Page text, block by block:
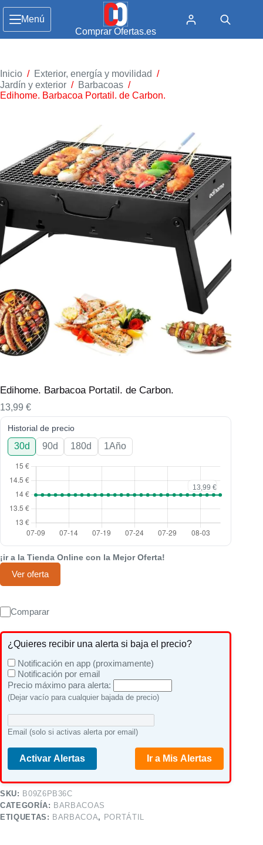
Menú
Comprar Ofertas.es
Inicio / Exterior, energía y movilidad /
Jardín y exterior / Barbacoas /
Edihome. Barbacoa Portatil. de Carbon.
Edihome. Barbacoa Portatil. de Carbon.
13,99 €
Historial de precio
30d 90d 180d 1Año
¡ir a la Tienda Online con la Mejor Oferta!
Ver oferta
Comparar
¿Quieres recibir una alerta si baja el precio?
Notificación en app (proximamente)
Notificación por email
Precio máximo para alerta:
(Dejar vacío para cualquier bajada de precio)
Email (solo si activas alerta por email)
Activar Alertas Ir a Mis Alertas
SKU: B09Z6PB36C
CATEGORÍA: BARBACOAS
ETIQUETAS: BARBACOA, PORTÁTIL